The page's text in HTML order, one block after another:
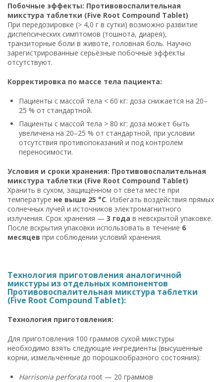
Побочные эффекты: Противовоспалительная
микстура таблетки (Five Root Compound Tablet)
При передозировке (> 4,0 г в сутки) возможно развитие
диспепсических симптомов (тошнота, диарея),
транзиторные боли в животе, головная боль. Научно
зарегистрированные серьёзные побочные эффекты
отсутствуют.
Корректировка по массе тела пациента:
Пациенты с массой тела < 60 кг: доза снижается на 20–
25 % от стандартной.
Пациенты с массой тела > 80 кг: доза может быть
увеличена на 20–25 % от стандартной, при условии
отсутствия противопоказаний и под контролем
переносимости.
Условия и сроки хранения: Противовоспалительная
микстура таблетки (Five Root Compound Tablet)
Хранить в сухом, защищённом от света месте при
температуре не выше 25 °C. Избегать воздействия прямых
солнечных лучей и источников электромагнитного
излучения. Срок хранения — 3 года в невскрытой упаковке.
После вскрытия упаковки использовать в течение 6
месяцев при соблюдении условий хранения.
Технология приготовления аналогичной
микстуры из отдельных компонентов
Противовоспалительная микстура таблетки
(Five Root Compound Tablet):
Технология приготовления:
Для приготовления 100 граммов сухой микстуры
необходимо взять следующие ингредиенты (высушенные
корни, измельчённые до порошкообразного состояния):
Harrisonia perforata root — 20 граммов